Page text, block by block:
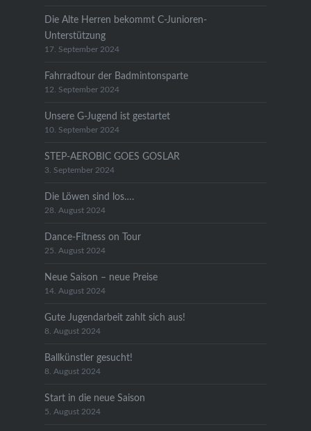
Die Alte Herren bekommt C-Junioren-
Unterstützung
17. September 2024
Fahrradtour der Badmintonsparte
12. September 2024
Unsere G-Jugend ist gestartet
10. September 2024
STEP-AEROBIC GOES GOSLAR
3. September 2024
Die Löwen sind los….
28. August 2024
Dance-Fitness on Tour
25. August 2024
Neue Saison – neue Preise
14. August 2024
Gute Jugendarbeit zahlt sich aus!
8. August 2024
Ballkünstler gesucht!
8. August 2024
Start in die neue Saison
5. August 2024